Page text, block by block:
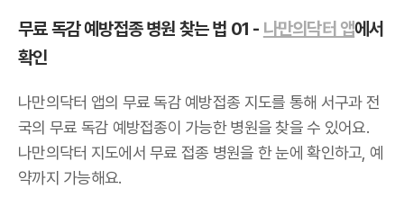
무료 독감 예방접종 병원 찾는 법 01 - 나만의닥터 앱에서
확인
나만의닥터 앱의 무료 독감 예방접종 지도를 통해 서구과 전
국의 무료 독감 예방접종이 가능한 병원을 찾을 수 있어요.
나만의닥터 지도에서 무료 접종 병원을 한 눈에 확인하고, 예
약까지 가능해요.